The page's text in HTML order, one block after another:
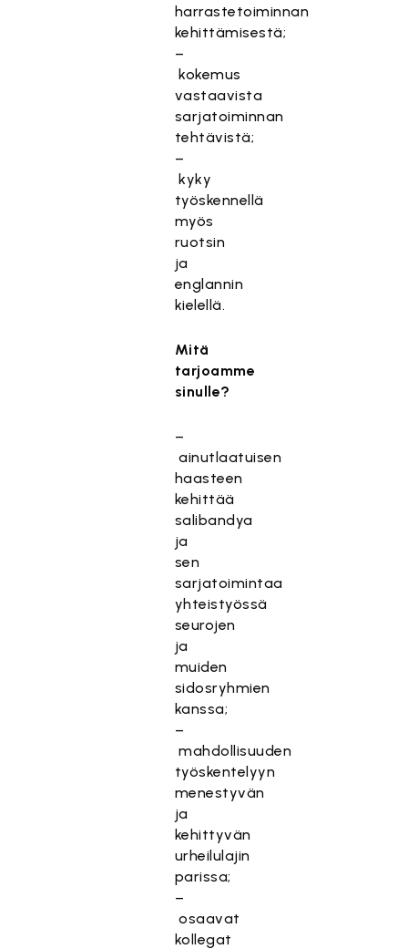
harrastetoiminnan
kehittämisestä;
–
kokemus
vastaavista
sarjatoiminnan
tehtävistä;
–
kyky
työskennellä
myös
ruotsin
ja
englannin
kielellä.
Mitä
tarjoamme
sinulle?
–
ainutlaatuisen
haasteen
kehittää
salibandya
ja
sen
sarjatoimintaa
yhteistyössä
seurojen
ja
muiden
sidosryhmien
kanssa;
–
mahdollisuuden
työskentelyyn
menestyvän
ja
kehittyvän
urheilulajin
parissa;
–
osaavat
kollegat